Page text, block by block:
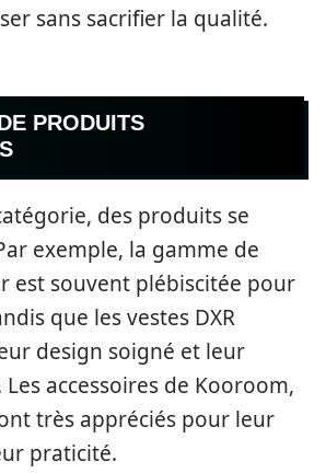
sans sacrifier la qualité.
PRODUITS
des produits se
exemple, la gamme de
est souvent plébiscitée pour
que les vestes DXR
design soigné et leur
accessoires de Kooroom,
très appréciés pour leur
praticité.